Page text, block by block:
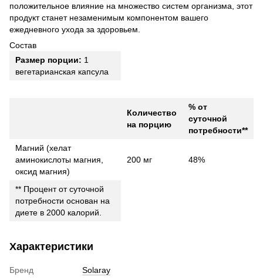
положительное влияние на множество систем организма, этот
продукт станет незаменимым компонентом вашего
ежедневного ухода за здоровьем.
Состав
Размер порции: 1
вегетарианская капсула
Количество
на порцию
% от
суточной
потребности**
Магний (хелат
аминокислоты магния,
оксид магния)
200 мг 48%
** Процент от суточной
потребности основан на
диете в 2000 калорий.
Характеристики
Бренд
Solaray